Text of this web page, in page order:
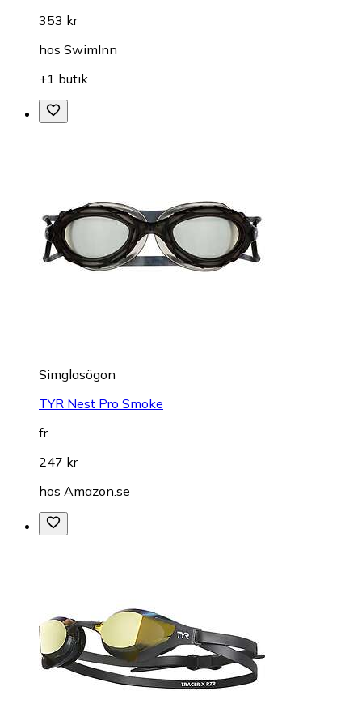
353 kr
hos SwimInn
+1 butik
Simglasögon
TYR Nest Pro Smoke
fr.
247 kr
hos Amazon.se